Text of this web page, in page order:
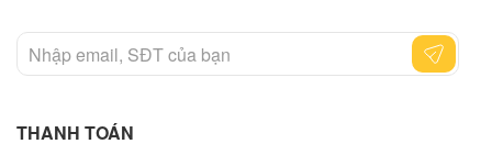
THANH TOÁN